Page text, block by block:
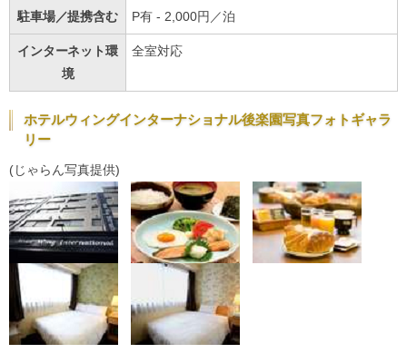
駐車場／提携含む P有 - 2,000円／泊
インターネット環
境
全室対応
ホテルウィングインターナショナル後楽園写真フォトギャラ
リー
(じゃらん写真提供)